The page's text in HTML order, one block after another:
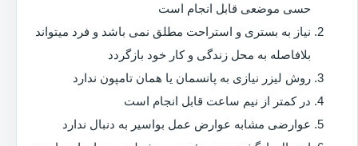
حسی موضعی قابل انجام است
نیاز به بستری و استراحت مطلق نمی باشد و فرد میتواند
بلافاصله به محل زندگی و کار خود بازگردد
روش لیزر نیازی به پانسمان یا همان تامپون ندارد
در کمتر از نیم ساعت قابل انجام است
عوارضی مشابه عوارض عمل بواسیر به دنبال ندارد